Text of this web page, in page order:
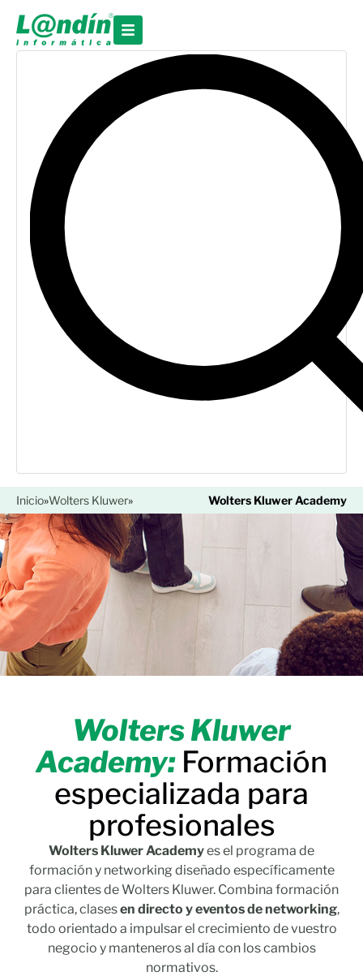
Inicio»Wolters Kluwer» Wolters Kluwer Academy
Wolters Kluwer
Academy: Formación
especializada para
profesionales
Wolters Kluwer Academyes el programa de
formación y networking diseñado específicamente
para clientes de Wolters Kluwer. Combina formación
práctica, clasesen directo y eventos de networking,
todo orientado a impulsar el crecimiento de vuestro
negocio y manteneros al día con los cambios
normativos.